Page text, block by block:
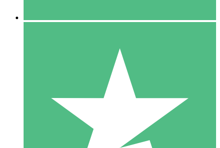
10 Downloads
20 00